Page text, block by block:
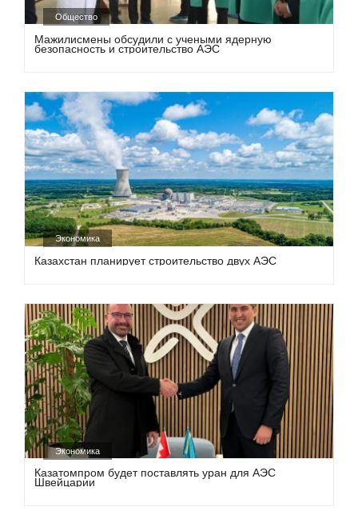
Общество
Мажилисмены обсудили с учеными ядерную
безопасность и строительство АЭС
Экономика
Казахстан планирует строительство двух АЭС
Экономика
Казатомпром будет поставлять уран для АЭС
Швейцарии